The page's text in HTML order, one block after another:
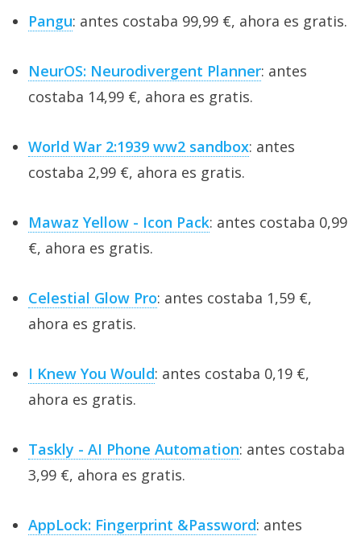
Pangu: antes costaba 99,99 €, ahora es gratis.
NeurOS: Neurodivergent Planner: antes
costaba 14,99 €, ahora es gratis.
World War 2:1939 ww2 sandbox: antes
costaba 2,99 €, ahora es gratis.
Mawaz Yellow - Icon Pack: antes costaba 0,99
€, ahora es gratis.
Celestial Glow Pro: antes costaba 1,59 €,
ahora es gratis.
I Knew You Would: antes costaba 0,19 €,
ahora es gratis.
Taskly - AI Phone Automation: antes costaba
3,99 €, ahora es gratis.
AppLock: Fingerprint &Password: antes